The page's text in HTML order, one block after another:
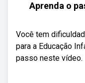
Aprenda o
Você tem
para a Educação
passo neste vídeo.